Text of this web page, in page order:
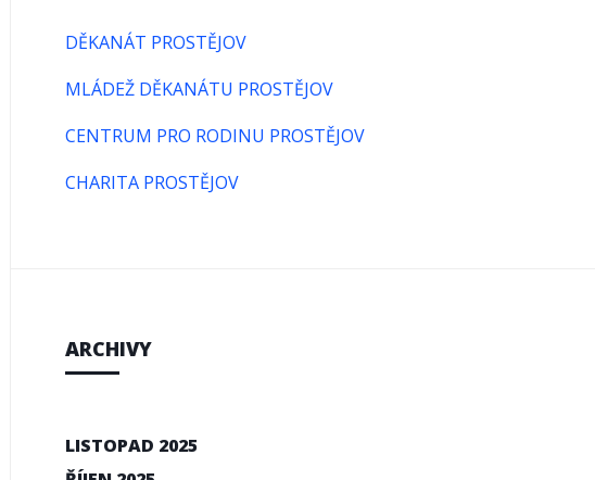
DĚKANÁT PROSTĚJOV
MLÁDEŽ DĚKANÁTU PROSTĚJOV
CENTRUM PRO RODINU PROSTĚJOV
CHARITA PROSTĚJOV
ARCHIVY
LISTOPAD 2025